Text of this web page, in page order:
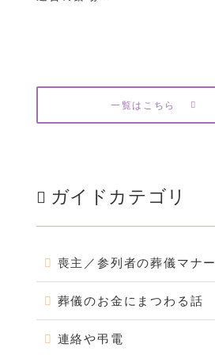
一覧はこちら
ガイドカテゴリ
喪主／参列者の葬儀マナー
葬儀のお金にまつわる話
連絡や弔電